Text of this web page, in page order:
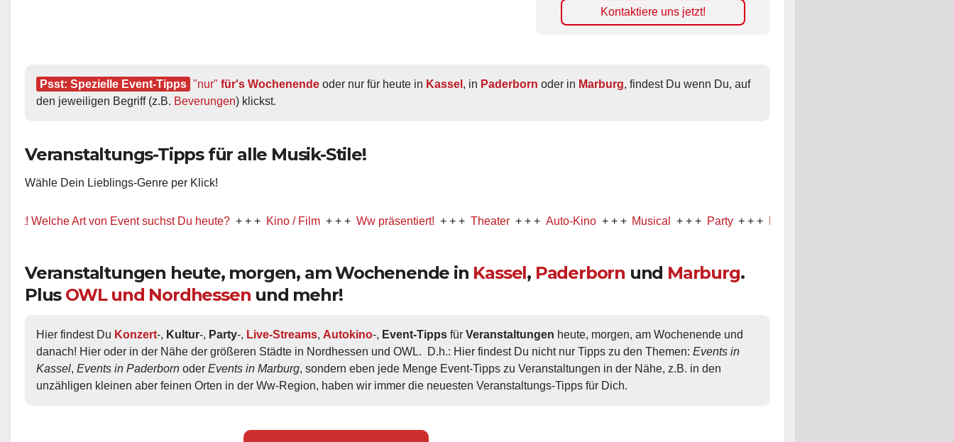
Kontaktiere uns jetzt!
Psst: Spezielle Event-Tipps "nur" für's Wochenende oder nur für heute in Kassel , in Paderborn oder in Marburg, findest Du wenn Du, auf
den jeweiligen Begriff (z.B. Beverungen) klickst.
Veranstaltungs-Tipps für alle Musik-Stile!
Wähle Dein Lieblings-Genre per Klick!
Art von Event suchst Du heute? + + + Kino / Film + + + Ww präsentiert! + + + Theater + + + Auto-Kino + + + Musical + + + Party + + + Konzert
Veranstaltungen heute, morgen, am Wochenende in Kassel, Paderborn und Marburg.
Plus OWL und Nordhessen und mehr!
Hier findest Du Konzert-, Kultur-, Party-, Live-Streams, Autokino-, Event-Tipps für Veranstaltungen heute, morgen, am Wochenende und
danach! Hier oder in der Nähe der größeren Städte in Nordhessen und OWL.  D.h.: Hier findest Du nicht nur Tipps zu den Themen: Events in
Kassel, Events in Paderborn oder Events in Marburg, sondern eben jede Menge Event-Tipps zu Veranstaltungen in der Nähe, z.B. in den
unzähligen kleinen aber feinen Orten in der Ww-Region, haben wir immer die neuesten Veranstaltungs-Tipps für Dich.